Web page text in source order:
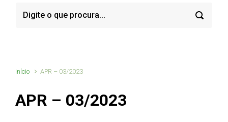
Início APR – 03/2023
APR – 03/2023